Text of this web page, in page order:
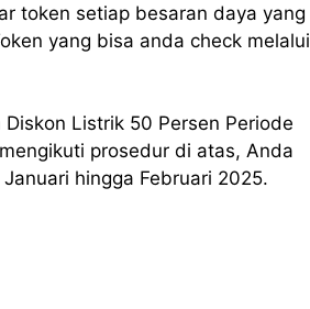
token setiap besaran daya yang
yang bisa anda check melalui
Listrik 50 Persen Periode
prosedur di atas, Anda
hingga Februari 2025.